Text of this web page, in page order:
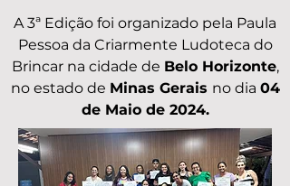
A 3ª Edição foi organizado pela Paula
Pessoa da Criarmente Ludoteca do
Brincar na cidade de Belo Horizonte,
no estado de Minas Gerais no dia 04
de Maio de 2024.